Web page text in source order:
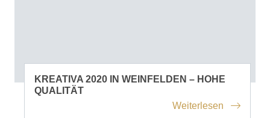
KREATIVA 2020 IN WEINFELDEN – HOHE
QUALITÄT
Weiterlesen